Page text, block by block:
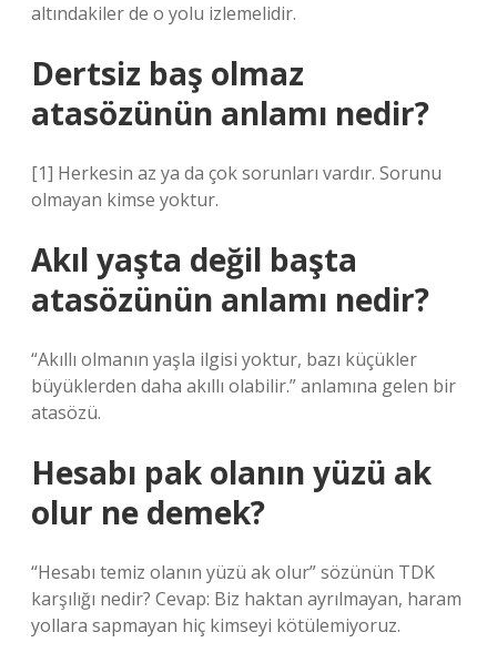
altındakiler de o yolu izlemelidir.
Dertsiz baş olmaz
atasözünün anlamı nedir?
[1] Herkesin az ya da çok sorunları vardır. Sorunu
olmayan kimse yoktur.
Akıl yaşta değil başta
atasözünün anlamı nedir?
“Akıllı olmanın yaşla ilgisi yoktur, bazı küçükler
büyüklerden daha akıllı olabilir.” anlamına gelen bir
atasözü.
Hesabı pak olanın yüzü ak
olur ne demek?
“Hesabı temiz olanın yüzü ak olur” sözünün TDK
karşılığı nedir? Cevap: Biz haktan ayrılmayan, haram
yollara sapmayan hiç kimseyi kötülemiyoruz.